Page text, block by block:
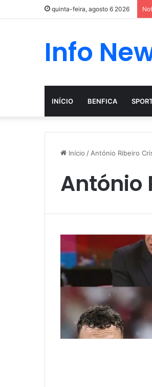
quinta-feira, agosto 6 2026
Info
INÍCIO BENFICA
Início / António Ribeiro
António